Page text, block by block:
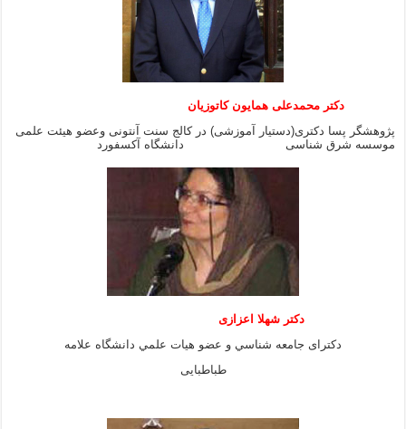
دکتر محمدعلی همایون کاتوزیان
پژوهشگر پسا دکتری(دستیار آموزشی) در کالج سنت آنتونی وعضو هیئت علمی
موسسه شرق شناسی دانشگاه آکسفورد
دكتر شهلا اعزازى
دكتراى جامعه شناسي و عضو هيات علمي دانشگاه علامه
طباطبايى